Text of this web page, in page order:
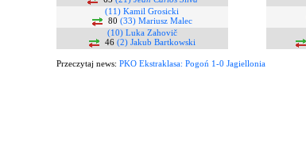
(11) Kamil Grosicki
80 (33) Mariusz Malec
(10) Luka Zahovič
46 (2) Jakub Bartkowski
Przeczytaj news: PKO Ekstraklasa: Pogoń 1-0 Jagiellonia